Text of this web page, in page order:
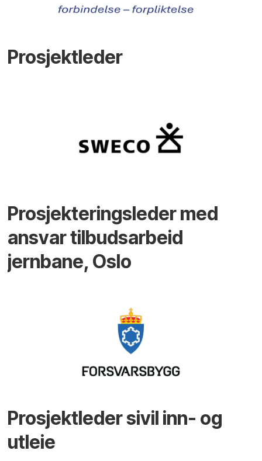
Prosjektleder
Prosjekteringsleder med
ansvar tilbudsarbeid
jernbane, Oslo
Prosjektleder sivil inn- og
utleie